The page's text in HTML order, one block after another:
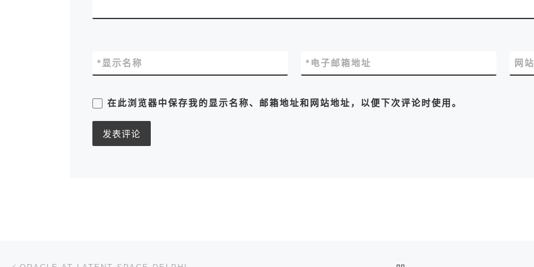
显示名称
* 电子邮箱地址
* 网
在此浏览器中保存我的显示名称、邮箱地址和网站地址，以便下次评论时使用。
文章导航